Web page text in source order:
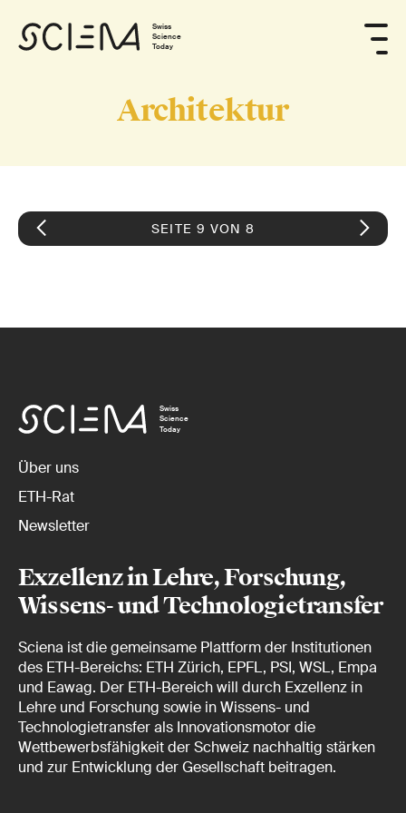
Swiss
Science
Today
Architektur
SEITE 9 VON 8
Swiss
Science
Today
Über uns
ETH-Rat
Newsletter
Exzellenz in Lehre, Forschung,
Wissens- und Technologietransfer
Sciena ist die gemeinsame Plattform der Institutionen
des ETH-Bereichs: ETH Zürich, EPFL, PSI, WSL, Empa
und Eawag. Der ETH-Bereich will durch Exzellenz in
Lehre und Forschung sowie in Wissens- und
Technologietransfer als Innovationsmotor die
Wettbewerbsfähigkeit der Schweiz nachhaltig stärken
und zur Entwicklung der Gesellschaft beitragen.